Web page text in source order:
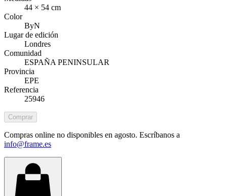
44 × 54 cm
Color
ByN
Lugar de edición
Londres
Comunidad
ESPAÑA PENINSULAR
Provincia
EPE
Referencia
25946
Comprar
Compras online no disponibles en agosto. Escríbanos a
info@frame.es